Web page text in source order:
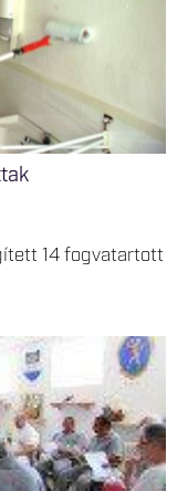
14 fogvatartott